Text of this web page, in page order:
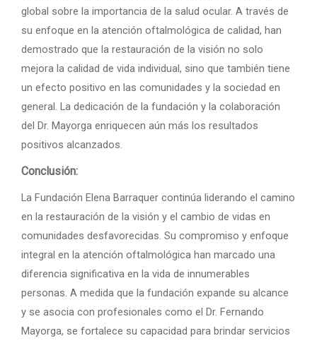
global sobre la importancia de la salud ocular. A través de
su enfoque en la atención oftalmológica de calidad, han
demostrado que la restauración de la visión no solo
mejora la calidad de vida individual, sino que también tiene
un efecto positivo en las comunidades y la sociedad en
general. La dedicación de la fundación y la colaboración
del Dr. Mayorga enriquecen aún más los resultados
positivos alcanzados.
Conclusión:
La Fundación Elena Barraquer continúa liderando el camino
en la restauración de la visión y el cambio de vidas en
comunidades desfavorecidas. Su compromiso y enfoque
integral en la atención oftalmológica han marcado una
diferencia significativa en la vida de innumerables
personas. A medida que la fundación expande su alcance
y se asocia con profesionales como el Dr. Fernando
Mayorga, se fortalece su capacidad para brindar servicios